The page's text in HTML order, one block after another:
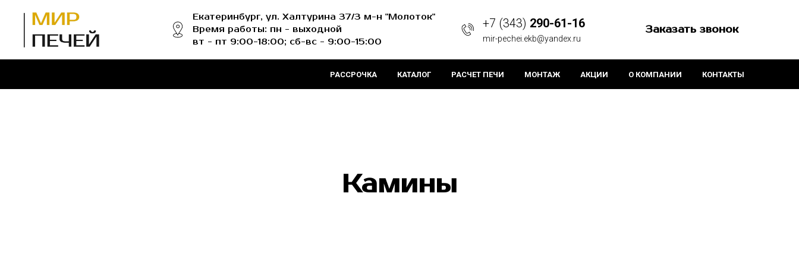
Екатеринбург, ул. Халтурина 37/3 м-н "Молоток"
Время работы: пн - выходной
вт - пт 9:00-18:00; сб-вс - 9:00-15:00
+7 (343) 290-61-16
mir-pechei.ekb@yandex.ru
Заказать звонок
РАССРОЧКА КАТАЛОГ РАСЧЕТ ПЕЧИ МОНТАЖ АКЦИИ О КОМПАНИИ КОНТАКТЫ
Камины